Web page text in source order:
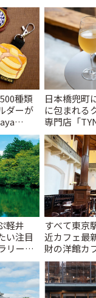
種類
ダーが
日本橋兜町
に包まれる
専門店「
とりっぷ
軽井
い注目
リー開
すべて東京
近カフェ最
財の洋館カ
レトロ喫茶